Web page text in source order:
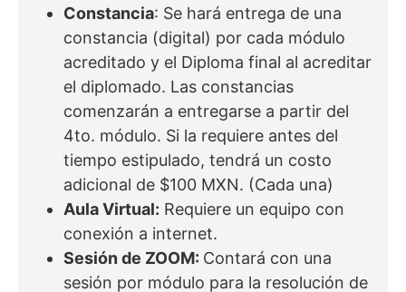
Constancia: Se hará entrega de una
constancia (digital) por cada módulo
acreditado y el Diploma final al acreditar
el diplomado. Las constancias
comenzarán a entregarse a partir del
4to. módulo. Si la requiere antes del
tiempo estipulado, tendrá un costo
adicional de $100 MXN. (Cada una)
Aula Virtual: Requiere un equipo con
conexión a internet.
Sesión de ZOOM: Contará con una
sesión por módulo para la resolución de